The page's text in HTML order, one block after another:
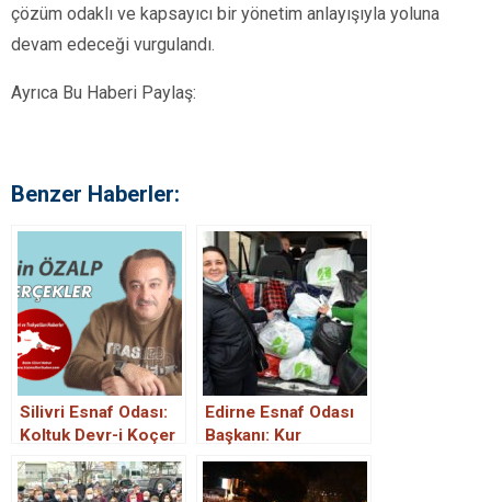
çözüm odaklı ve kapsayıcı bir yönetim anlayışıyla yoluna
devam edeceği vurgulandı.
Ayrıca Bu Haberi Paylaş:
Benzer Haberler:
Silivri Esnaf Odası:
Koltuk Devr-i Koçer
mi, Aile Mesleği
Devr-i Öpçin mi?
Edirne Esnaf Odası
Başkanı: Kur
düşünce gelen
Bulgar sayısı azaldı